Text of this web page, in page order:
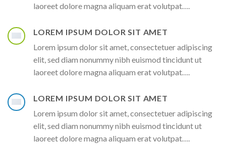
laoreet dolore magna aliquam erat volutpat….
LOREM IPSUM DOLOR SIT AMET
Lorem ipsum dolor sit amet, consectetuer adipiscing
elit, sed diam nonummy nibh euismod tincidunt ut
laoreet dolore magna aliquam erat volutpat….
LOREM IPSUM DOLOR SIT AMET
Lorem ipsum dolor sit amet, consectetuer adipiscing
elit, sed diam nonummy nibh euismod tincidunt ut
laoreet dolore magna aliquam erat volutpat….